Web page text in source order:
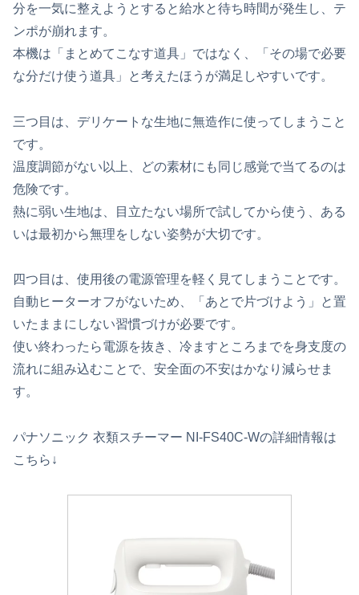
分を一気に整えようとすると給水と待ち時間が発生し、テ
ンポが崩れます。
本機は「まとめてこなす道具」ではなく、「その場で必要
な分だけ使う道具」と考えたほうが満足しやすいです。
三つ目は、デリケートな生地に無造作に使ってしまうこと
です。
温度調節がない以上、どの素材にも同じ感覚で当てるのは
危険です。
熱に弱い生地は、目立たない場所で試してから使う、ある
いは最初から無理をしない姿勢が大切です。
四つ目は、使用後の電源管理を軽く見てしまうことです。
自動ヒーターオフがないため、「あとで片づけよう」と置
いたままにしない習慣づけが必要です。
使い終わったら電源を抜き、冷ますところまでを身支度の
流れに組み込むことで、安全面の不安はかなり減らせま
す。
パナソニック 衣類スチーマー NI-FS40C-Wの詳細情報は
こちら↓